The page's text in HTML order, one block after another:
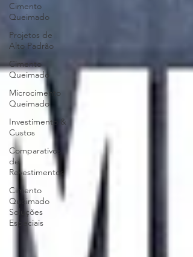
Cimento
Queimado
Projetos de
Alto Padrão
Cimento
Queimado
Microcimento
Queimado
Investimento &
Custos
Comparativos
de
Revestimentos
Cimento
Queimado
Soluções
Especiais